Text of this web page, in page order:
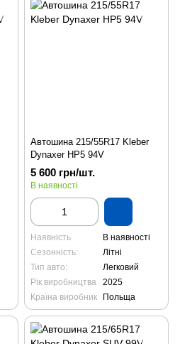
Автошина 215/55R17 Kleber
Dynaxer HP5 94V
5 600 грн/шт.
В наявності
Наявність
В наявності
Сезонність:
Літні
Тип авто:
Легковий
Рік виробництва
2025
Країна виробник
Польща